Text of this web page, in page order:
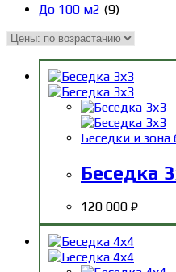
До 100 м2 (9)
Беседки и
Беседка
120 000 ₽